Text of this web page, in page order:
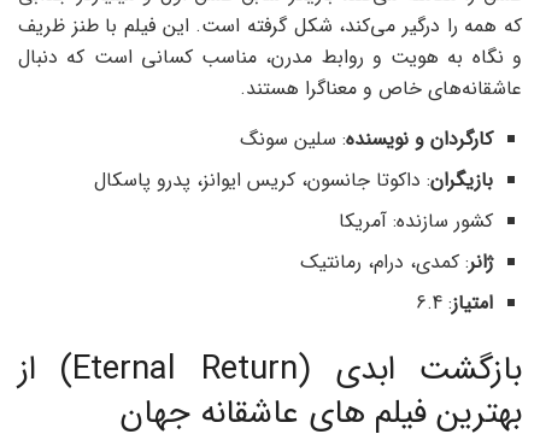
که همه را درگیر می‌کند، شکل گرفته است. این فیلم با طنز ظریف
و نگاه به هویت و روابط مدرن، مناسب کسانی است که دنبال
عاشقانه‌های خاص و معناگرا هستند.
کارگردان و نویسنده: سلین سونگ
بازیگران: داکوتا جانسون، کریس ایوانز، پدرو پاسکال
کشور سازنده: آمریکا
ژانر: کمدی، درام، رمانتیک
امتیاز: 6.4
بازگشت ابدی (Eternal Return) از
بهترین فیلم های عاشقانه جهان